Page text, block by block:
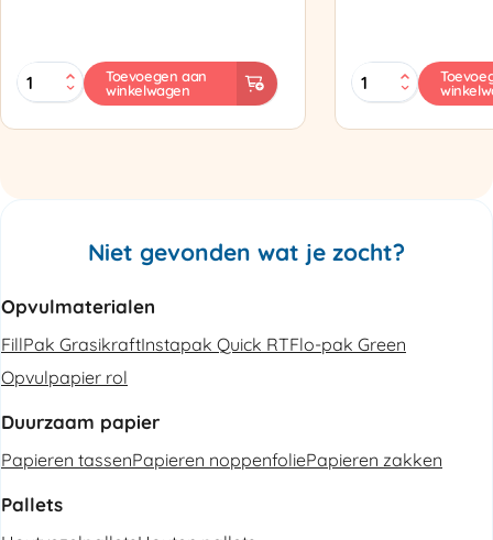
MINI
PAK'R
Refurbished
Toevoegen aan
winkelwagen
Zapak
ZP97
aantal
Niet gevonden wat je zocht?
Opvulmaterialen
FillPak GrasikraftInstapak Quick RTFlo-pak Green
Opvulpapier rol
Duurzaam papier
Papieren tassenPapieren noppenfoliePapieren zakken
Pallets